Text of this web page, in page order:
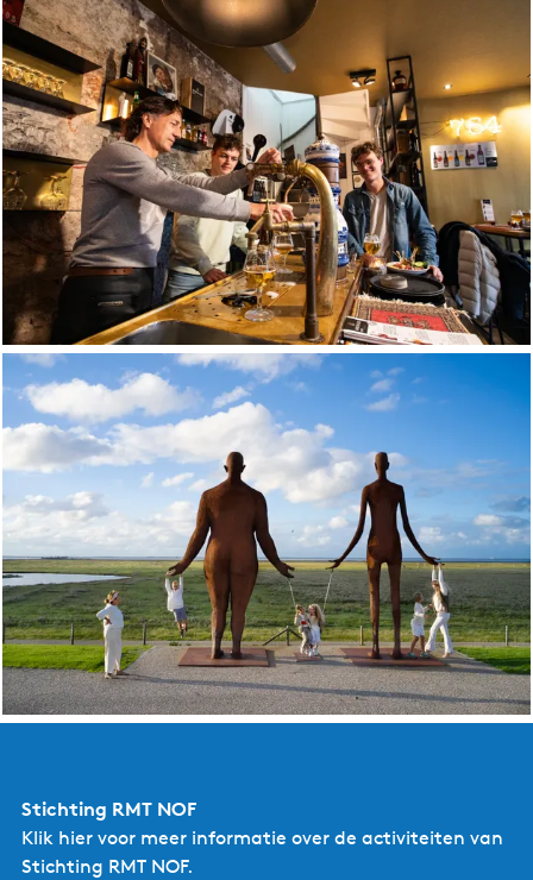
Stichting RMT NOF
Klik hier voor meer informatie over de activiteiten van
Stichting RMT NOF.